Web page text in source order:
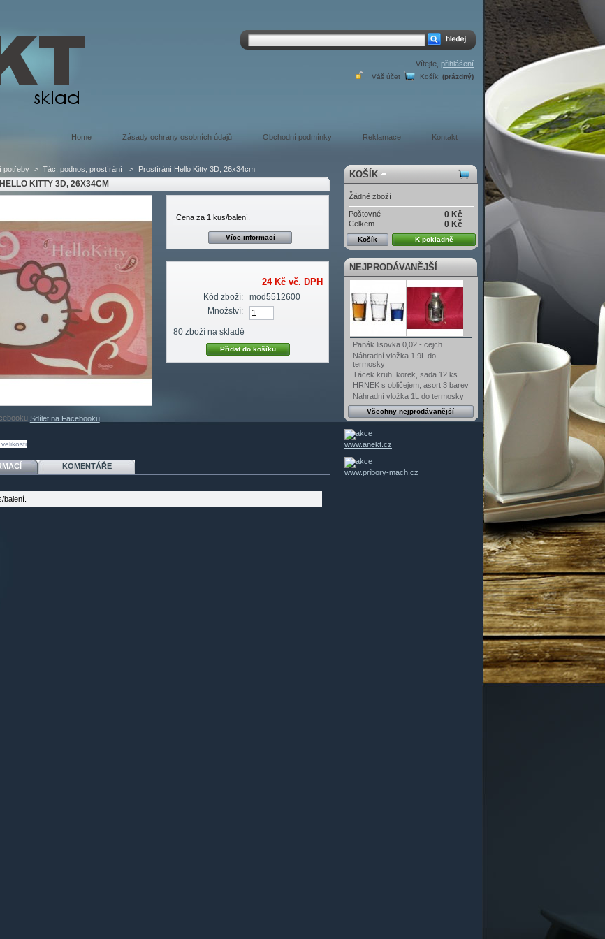
Vítejte, přihlášení
Košík: (prázdný)
Váš účet
Kontakt
Reklamace
Obchodní podmínky
Zásady ochrany osobních údajů
Home
potřeby > Tác, podnos, prostírání > Prostírání Hello Kitty 3D, 26x34cm
KITTY 3D, 26X34CM
Sdílet na Facebooku
Cena za 1 kus/balení.
Více informací
24 Kčvč. DPH
Kód zboží:
mod5512600
Množství:
80 zboží na skladě
KOMENTÁŘE
balení.
KOŠÍK
Žádné zboží
Poštovné 0 Kč
Celkem 0 Kč
Košík K pokladně
NEJPRODÁVANĚJŠÍ
Panák lisovka 0,02 - cejch
Náhradní vložka 1,9L do
termosky
Tácek kruh, korek, sada 12 ks
HRNEK s obličejem, asort 3 barev
Náhradní vložka 1L do termosky
Všechny nejprodávanější
www.anekt.cz
www.pribory-mach.cz